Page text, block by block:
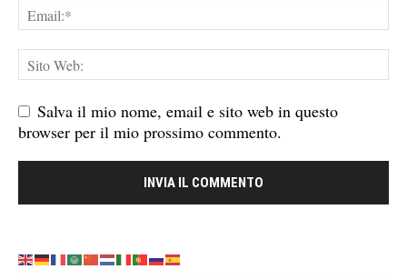
Salva il mio nome, email e sito web in questo
browser per il mio prossimo commento.